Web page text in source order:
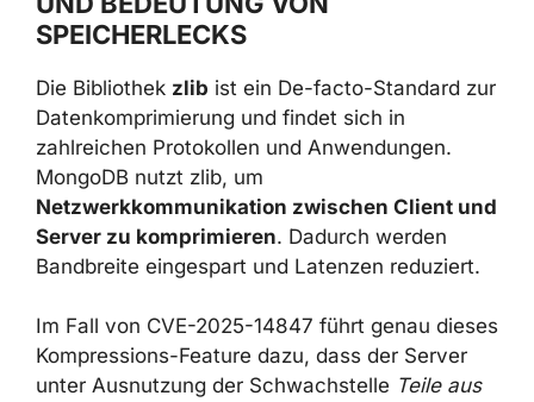
ROLLE DER ZLIB-KOMPRIMIERUNG
SPEICHERLECKS
Die Bibliothekzlibist ein De-facto-Standard
zur Datenkomprimierung und findet sich in
zahlreichen Protokollen und Anwendungen.
MongoDB nutzt zlib, um
Netzwerkkommunikation zwischen Client
werden Bandbreite eingespart und Latenzen
reduziert.